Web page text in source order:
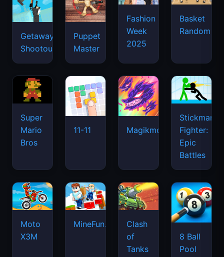
Getaway
Shootout
Puppet
Master
Fashion
Week
2025
Basket
Random
Super
Mario
Bros
11-11 Magikmon
Stickman
Fighter:
Epic
Battles
Moto
X3M
MineFun.io
Clash
of
Tanks
8 Ball
Pool